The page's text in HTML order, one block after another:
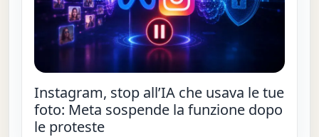
Instagram, stop all’IA che usava le tue
foto: Meta sospende la funzione dopo
le proteste